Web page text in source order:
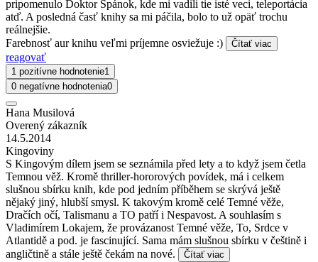
pripomenulo Doktor Spánok, kde mi vadili tie isté veci, teleportácia
atď. A posledná časť knihy sa mi páčila, bolo to už opäť trochu
reálnejšie.
Farebnosť aur knihu veľmi príjemne osviežuje :)
Čítať viac
reagovať
1 pozitívne hodnotenie1
0 negatívne hodnotenia0
Hana Musilová
Overený zákazník
14.5.2014
Kingoviny
S Kingovým dílem jsem se seznámila před lety a to když jsem četla
Temnou věž. Kromě thriller-hororových povídek, má i celkem
slušnou sbírku knih, kde pod jedním příběhem se skrývá ještě
nějaký jiný, hlubší smysl. K takovým kromě celé Temné věže,
Dračích očí, Talismanu a TO patří i Nespavost. A souhlasím s
Vladimírem Lokajem, že provázanost Temné věže, To, Srdce v
Atlantidě a pod. je fascinující. Sama mám slušnou sbírku v češtině i
angličtině a stále ještě čekám na nové.
Čítať viac